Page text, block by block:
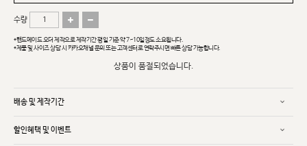
수량
*핸드메이드 오더 제작으로 제작기간 평일 기준 약 7~10일정도 소요됩니다.
*제품 및 사이즈 상담 시 카카오채널 문의 또는 고객센터로 연락주시면 빠른 상담 가능합니다.
상품이 품절되었습니다.
배송 및 제작기간
할인혜택 및 이벤트